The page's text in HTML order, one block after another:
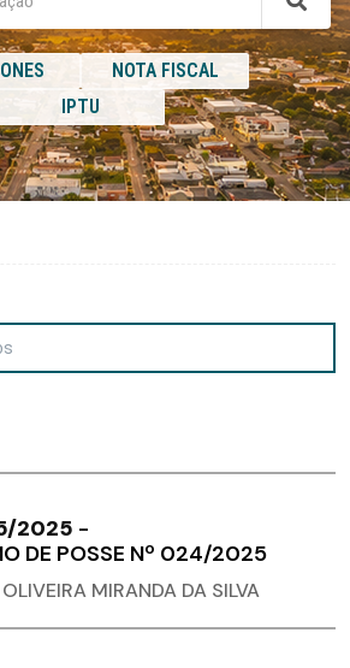
NOTA FISCAL
IPTU
2025 -
DE POSSE Nº 024/2025
OLIVEIRA MIRANDA DA SILVA